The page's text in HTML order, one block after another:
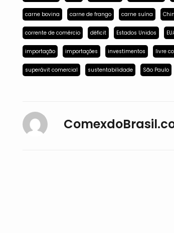
carne bovina carne de frango carne suína
corrente de comércio déficit Estados Unidos
importação importações investimentos livre
superávit comercial sustentabilidade São Paulo